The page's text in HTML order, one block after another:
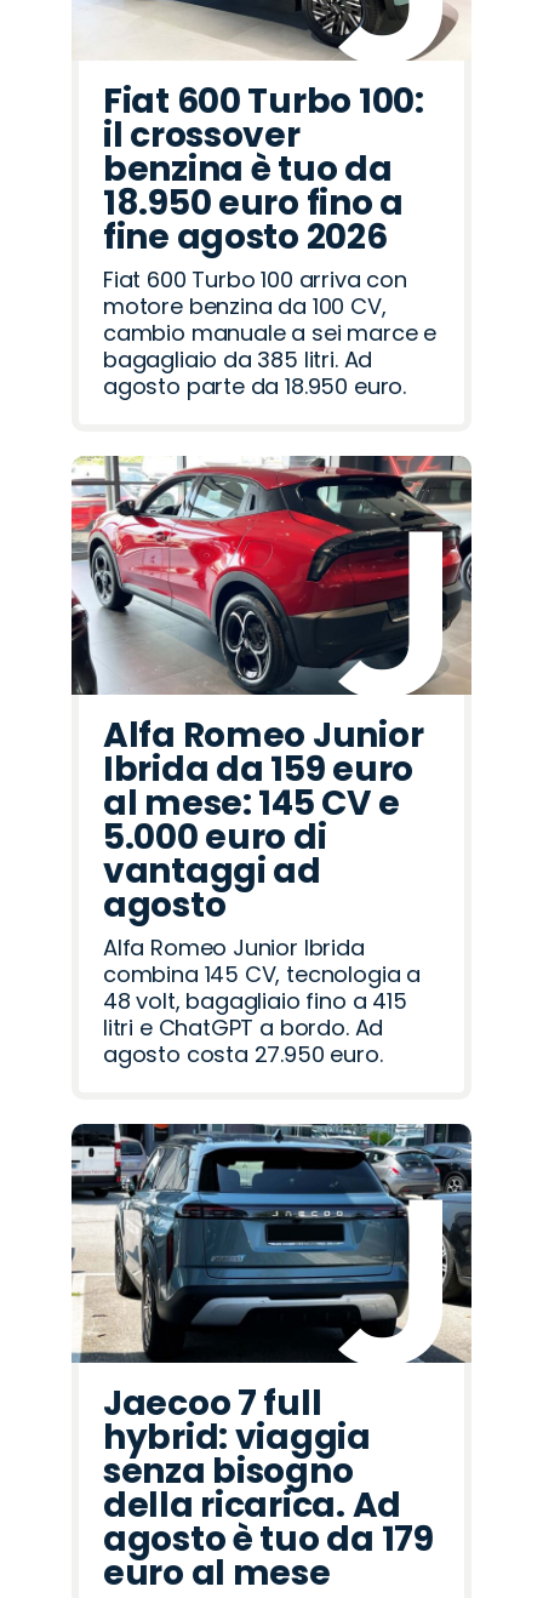
Fiat 600 Turbo 100:
il crossover
benzina è tuo da
18.950 euro fino a
fine agosto 2026
Fiat 600 Turbo 100 arriva con
motore benzina da 100 CV,
cambio manuale a sei marce e
bagagliaio da 385 litri. Ad
agosto parte da 18.950 euro.
Alfa Romeo Junior
Ibrida da 159 euro
al mese: 145 CV e
5.000 euro di
vantaggi ad
agosto
Alfa Romeo Junior Ibrida
combina 145 CV, tecnologia a
48 volt, bagagliaio fino a 415
litri e ChatGPT a bordo. Ad
agosto costa 27.950 euro.
Jaecoo 7 full
hybrid: viaggia
senza bisogno
della ricarica. Ad
agosto è tuo da 179
euro al mese